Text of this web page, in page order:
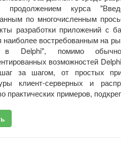
продолжением курса
по многочисленным
разработки приложений с
наиболее востребованным на
в Delphi", помимо
возможностей
за шагом, от простых
клиент-серверных и
практических примеров,